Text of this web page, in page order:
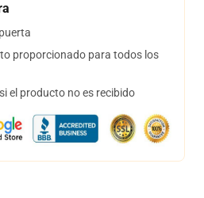
proporcionado para todos los
el producto no es recibido